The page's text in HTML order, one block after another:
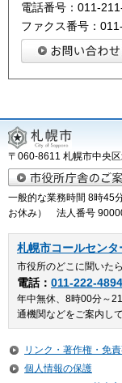
電話番号：011-
ファクス番号：
〒060-8611 札幌市中央
一般的な業務時間 8時45
お休み） 法人番号
札幌市コールセンタ
市役所のどこに聞いた
電話： 011-222-4894
年中無休、8時00分～
通機関などをご案内して
リンク・著作権・免
個人情報の保護